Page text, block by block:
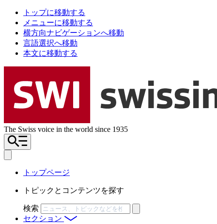
トップに移動する
メニューに移動する
横方向ナビゲーションへ移動
言語選択へ移動
本文に移動する
The Swiss voice in the world since 1935
トップページ
トピックとコンテンツを探す
検索
セクション